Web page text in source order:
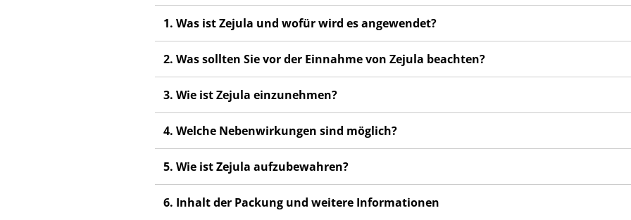
1. Was ist Zejula und wofür wird es angewendet?
2. Was sollten Sie vor der Einnahme von Zejula beachten?
3. Wie ist Zejula einzunehmen?
4. Welche Nebenwirkungen sind möglich?
5. Wie ist Zejula aufzubewahren?
6. Inhalt der Packung und weitere Informationen